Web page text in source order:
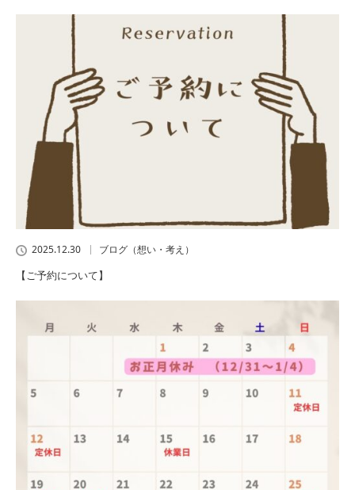
2025.12.30 ブログ（想い・考え）
【ご予約について】